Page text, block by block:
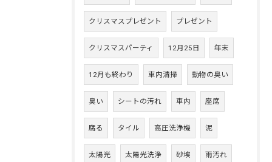
クリスマスプレゼント プレゼント
クリスマスパーティ 12月25日 年末
12月も終わり 車内清掃 動物の臭い
臭い シートの汚れ 車内 座席
腐る タイル 高圧洗浄機 泥
太陽光 太陽光洗浄 砂埃 雨汚れ